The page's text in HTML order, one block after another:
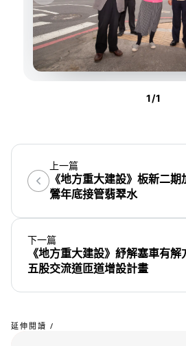
1/1
上一篇
《地方重大建設》板新二
鶯年底接管翡翠水
下一篇
《地方重大建設》紓解塞車有
五股交流道匝道增設計畫
延伸閱讀 /